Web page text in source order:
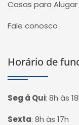
Casas para
Fale conosco
Horário de
Seg à Qui: 8h às
Sexta: 8h às 17h